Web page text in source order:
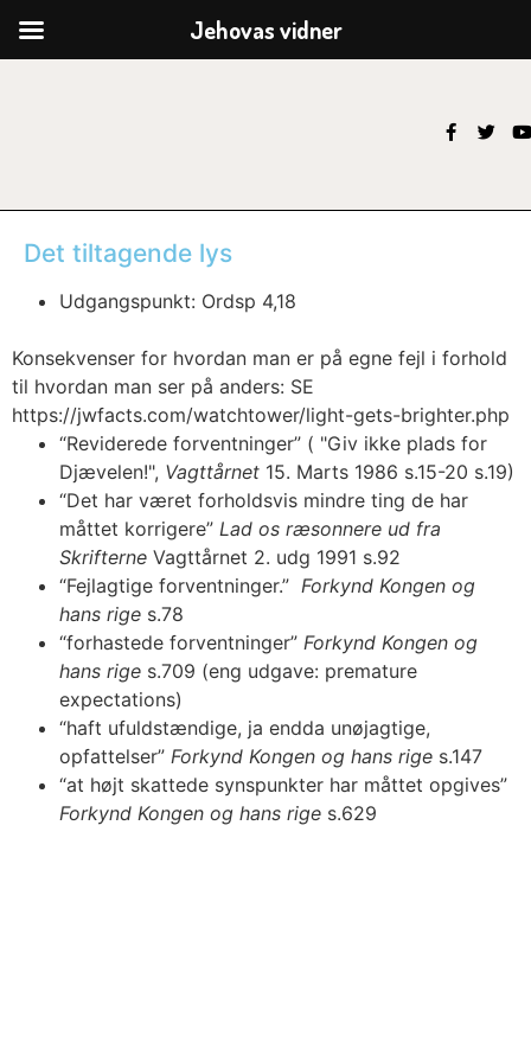
Det tiltagende lys
Udgangspunkt: Ordsp 4,18
Konsekvenser for hvordan man er på egne fejl i forhold
til hvordan man ser på anders: SE
https://jwfacts.com/watchtower/light-gets-brighter.php
“Reviderede forventninger” ( "Giv ikke plads for
Djævelen!", Vagttårnet 15. Marts 1986 s.15-20 s.19)
“Det har været forholdsvis mindre ting de har
måttet korrigere” Lad os ræsonnere ud fra
Skrifterne Vagttårnet 2. udg 1991 s.92
“Fejlagtige forventninger.” Forkynd Kongen og
hans rige s.78
“forhastede forventninger” Forkynd Kongen og
hans rige s.709 (eng udgave: premature
expectations)
“haft ufuldstændige, ja endda unøjagtige,
opfattelser” Forkynd Kongen og hans rige s.147
“at højt skattede synspunkter har måttet opgives”
Forkynd Kongen og hans rige s.629
Jehovas vidner